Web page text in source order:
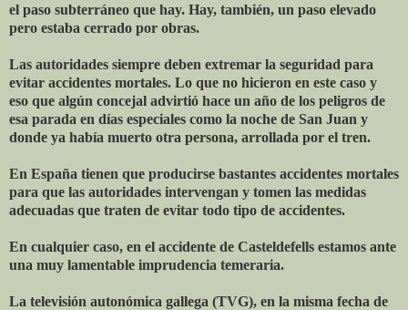
el paso subterráneo que hay. Hay, también, un paso elevado
pero estaba cerrado por obras.
Las autoridades siempre deben extremar la seguridad para
evitar accidentes mortales. Lo que no hicieron en este caso y
eso que algún concejal advirtió hace un año de los peligros de
esa parada en días especiales como la noche de San Juan y
donde ya había muerto otra persona, arrollada por el tren.
En España tienen que producirse bastantes accidentes mortales
para que las autoridades intervengan y tomen las medidas
adecuadas que traten de evitar todo tipo de accidentes.
En cualquier caso, en el accidente de Casteldefells estamos ante
una muy lamentable imprudencia temeraria.
La televisión autonómica gallega (TVG), en la misma fecha de